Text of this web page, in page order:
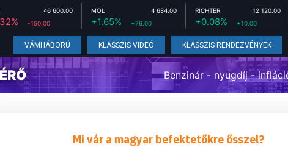
46 600.00
-150.00
MOL 4 684.00
+1.65% +76.00
RICHTER 12 120.00
+0.08% +10.00
VÁMHÁBORÚ KLASSZIS VIDEÓ KLASSZIS RENDEZVÉNYEK
Benzinár - nyugdíj -
Mi vár a magyar befektetőkre ősszel?